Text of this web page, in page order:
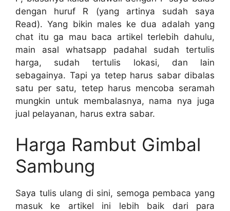
dengan huruf R (yang artinya sudah saya
Read). Yang bikin males ke dua adalah yang
chat itu ga mau baca artikel terlebih dahulu,
main asal whatsapp padahal sudah tertulis
harga, sudah tertulis lokasi, dan lain
sebagainya. Tapi ya tetep harus sabar dibalas
satu per satu, tetep harus mencoba seramah
mungkin untuk membalasnya, nama nya juga
jual pelayanan, harus extra sabar.
Harga Rambut Gimbal
Sambung
Saya tulis ulang di sini, semoga pembaca yang
masuk ke artikel ini lebih baik dari para